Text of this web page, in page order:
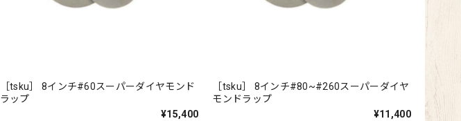
［tsku］ 8インチ#60スーパーダイヤモンド
ラップ
¥15,400
［tsku］ 8インチ#80~#260スーパーダイヤ
モンドラップ
¥11,400